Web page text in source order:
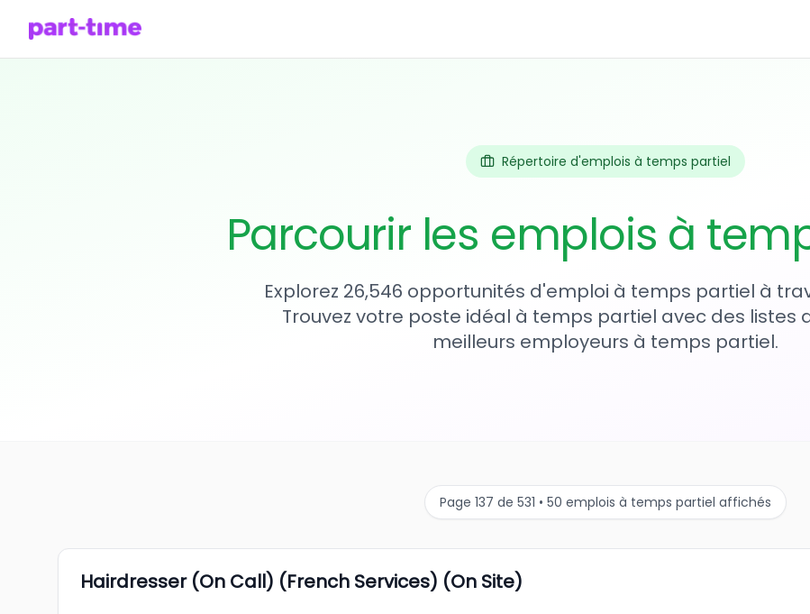
Répertoire d'emplois à temps partiel
Parcourir les emplois à
Explorez 26,546 opportunités d'emploi à temps partiel à
Trouvez votre poste idéal à temps partiel avec des listes
meilleurs employeurs à temps partiel.
Page 137 de 531 • 50 emplois à temps partiel affichés
Hairdresser (On Call) (French Services) (On Site)